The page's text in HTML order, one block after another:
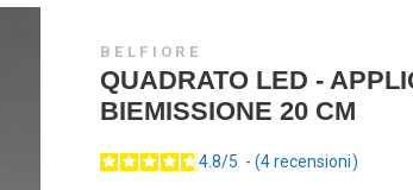
BELFIORE
QUADRATO LED -
BIEMISSIONE 20 CM
4.8/5 - 4recensioni